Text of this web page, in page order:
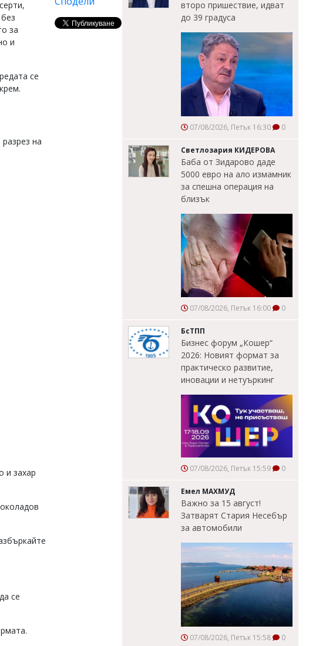
за
и
се
на
и захар
се
второ пришествие, идват
до 39 градуса
07/08/2026, Петък 16:30 0
Светлозария КИДЕРОВА
Баба от Зидарово даде
5000 евро на ало измамник
за спешна операция на
близък
07/08/2026, Петък 16:00 0
БсТПП
Бизнес форум „Кошер“
2026: Новият формат за
практическо развитие,
иновации и нетуъркинг
07/08/2026, Петък 15:59 0
Емел МАХМУД
Важно за 15 август!
Затварят Стария Несебър
за автомобили
07/08/2026, Петък 15:58 0